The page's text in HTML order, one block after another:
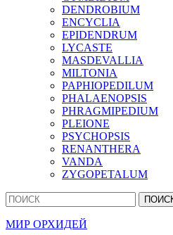
DENDROBIUM
ENCYCLIA
EPIDENDRUM
LYCASTE
MASDEVALLIA
MILTONIA
PAPHIOPEDILUM
PHALAENOPSIS
PHRAGMIPEDIUM
PLEIONE
PSYCHOPSIS
RENANTHERA
VANDA
ZYGOPETALUM
Кнопка
Закрыть
Найти:
МИР ОРХИДЕЙ